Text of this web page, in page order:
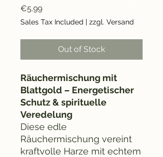
€5.99Price
Sales Tax Included | zzgl. Versand
Out of Stock
Räuchermischung mit
Blattgold – Energetischer
Schutz & spirituelle
Veredelung
Diese edle
Räuchermischung vereint
kraftvolle Harze mit echtem